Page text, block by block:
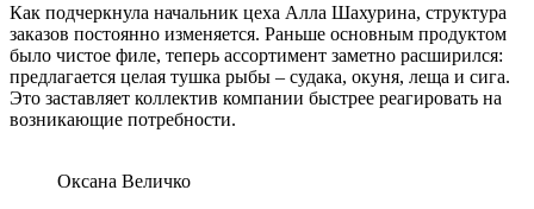
Как подчеркнула начальник цеха Алла Шахурина, структура
заказов постоянно изменяется. Раньше основным продуктом
было чистое филе, теперь ассортимент заметно расширился:
предлагается целая тушка рыбы – судака, окуня, леща и сига.
Это заставляет коллектив компании быстрее реагировать на
возникающие потребности.
Оксана Величко